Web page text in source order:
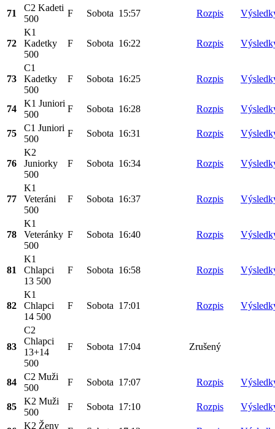
71
C2 Kadeti
500
F Sobota 15:57 Rozpis
72
K1
Kadetky
500
F Sobota 16:22 Rozpis
73
C1
Kadetky
500
F Sobota 16:25 Rozpis
74
K1 Juniori
500
F Sobota 16:28 Rozpis
75
C1 Juniori
500
F Sobota 16:31 Rozpis
76
K2
Juniorky
500
F Sobota 16:34 Rozpis
77
K1
Veteráni
500
F Sobota 16:37 Rozpis
78
K1
Veteránky
500
F Sobota 16:40 Rozpis
81
K1
Chlapci
13 500
F Sobota 16:58 Rozpis
82
K1
Chlapci
14 500
F Sobota 17:01 Rozpis
83
C2
Chlapci
13+14
500
F Sobota 17:04 Zrušený
84
C2 Muži
500
F Sobota 17:07 Rozpis
85
K2 Muži
500
F Sobota 17:10 Rozpis
K2 Ženy